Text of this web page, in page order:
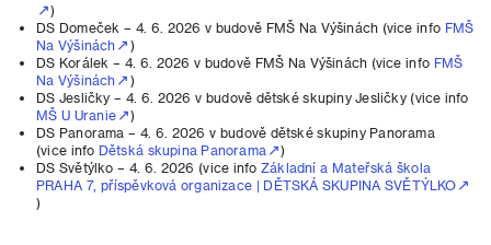
)
DS Domeček – 4. 6. 2026 v budově FMŠ Na Výšinách (vice info FMŠ
Na Výšinách
)
DS Korálek – 4. 6. 2026 v budově FMŠ Na Výšinách (vice info FMŠ
Na Výšinách
)
DS Jesličky – 4. 6. 2026 v budově dětské skupiny Jesličky (vice info
MŠ U Uranie
)
DS Panorama – 4. 6. 2026 v budově dětské skupiny Panorama
(vice info Dětská skupina Panorama
)
DS Světýlko – 4. 6. 2026 (vice infoZákladní a Mateřská škola
PRAHA 7, příspěvková organizace | DĚTSKÁ SKUPINA SVĚTÝLKO
)